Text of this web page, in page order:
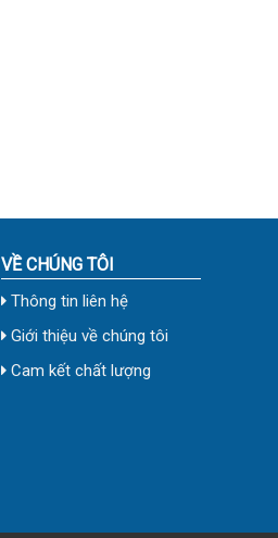
VỀ CHÚNG TÔI
Thông tin liên hệ
Giới thiệu về chúng tôi
Cam kết chất lượng